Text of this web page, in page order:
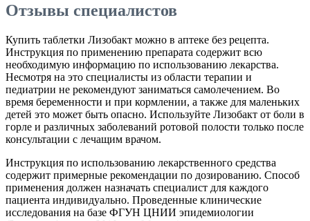
Отзывы специалистов
Купить таблетки Лизобакт можно в аптеке без рецепта.
Инструкция по применению препарата содержит всю
необходимую информацию по использованию лекарства.
Несмотря на это специалисты из области терапии и
педиатрии не рекомендуют заниматься самолечением. Во
время беременности и при кормлении, а также для маленьких
детей это может быть опасно. Используйте Лизобакт от боли в
горле и различных заболеваний ротовой полости только после
консультации с лечащим врачом.
Инструкция по использованию лекарственного средства
содержит примерные рекомендации по дозированию. Способ
применения должен назначать специалист для каждого
пациента индивидуально. Проведенные клинические
исследования на базе ФГУН ЦНИИ эпидемиологии